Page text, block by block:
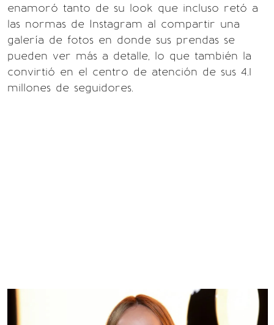
enamoró tanto de su look que incluso retó a
las normas de Instagram al compartir una
galería de fotos en donde sus prendas se
pueden ver más a detalle, lo que también la
convirtió en el centro de atención de sus 4.1
millones de seguidores.